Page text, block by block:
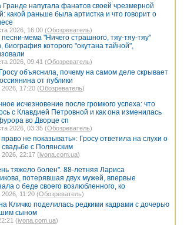
Гранде напугала фанатов своей чрезмерной
какой раньше была артистка и что говорит о
2026, 16:00 (Обозреватель)
мема "Ничего страшного, тяу-тяу-тяу"
биография которого "окутана тайной",
2026, 09:41 (Обозреватель)
объяснила, почему на самом деле скрывает
от публики
17:20 (Обозреватель)
исчезновение после громкого успеха: что
с Клавдией Петровной и как она изменилась
во Дворце сп
2026, 03:35 (Обозреватель)
не показывать»: Гросу ответила на слухи о
с Полянским
22:17 (ivona.com.ua)
тяжело болен". 88-летняя Лариса
потерявшая двух мужей, впервые
о беде своего возлюбленного, ко
11:20 (Обозреватель)
Кличко поделилась редкими кадрами с дочерью
сыном
(ivona.com.ua)